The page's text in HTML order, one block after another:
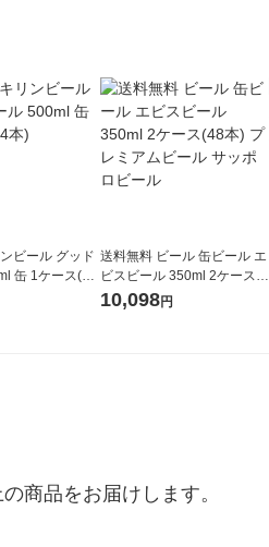
ビール グッド
缶 1ケース(24
送料無料 ビール 缶ビール エ
ビスビール 350ml 2ケース(4
8本) プレミアムビール サッ
10,098円
商品をお届けします。